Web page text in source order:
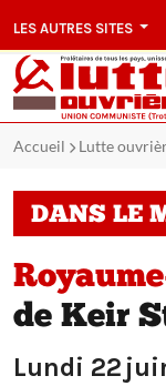
LES AUTRES SITES
Accueil Lutte
DANS LE
de Keir
Lundi 22